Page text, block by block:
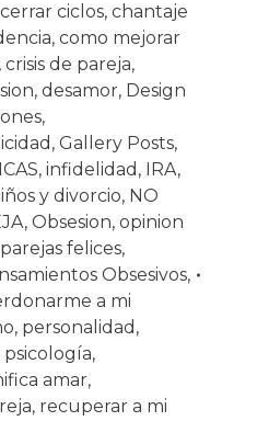
cerrar ciclos, chantaje
, como mejorar
, crisis de pareja,
, desamor, Design
,
, Gallery Posts,
, infidelidad , IRA,
y divorcio, NO
, Obsesion, opinion
parejas felices,
Obsesivos,
a mi
, personalidad ,
psicología,
amar,
, recuperar a mi